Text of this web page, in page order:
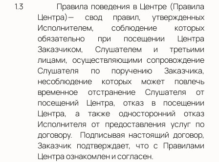
1.3
Правила поведения в Центре (Правила
Центра)— свод правил, утвержденных
Исполнителем, соблюдение которых
обязательно при посещении Центра
Заказчиком, Слушателем и третьими
лицами, осуществляющими сопровождение
Слушателя по поручению Заказчика,
несоблюдение которых может повлечь
временное отстранение Слушателя от
посещений Центра, отказ в посещении
Центра, а также односторонний отказ
Исполнителя от предоставления услуг по
договору. Подписывая настоящий договор,
Заказчик подтверждает, что с Правилами
Центра ознакомлен и согласен.